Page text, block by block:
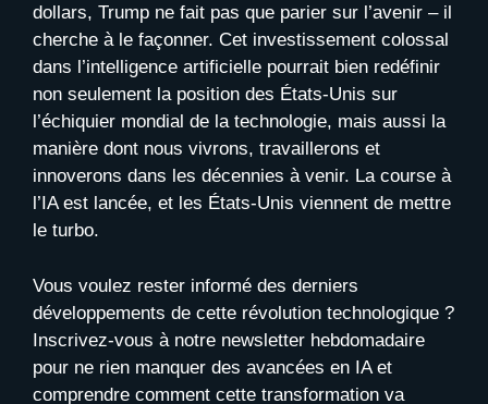
dollars, Trump ne fait pas que parier sur l’avenir – il
cherche à le façonner. Cet investissement colossal
dans l’intelligence artificielle pourrait bien redéfinir
non seulement la position des États-Unis sur
l’échiquier mondial de la technologie, mais aussi la
manière dont nous vivrons, travaillerons et
innoverons dans les décennies à venir. La course à
l’IA est lancée, et les États-Unis viennent de mettre
le turbo.
Vous voulez rester informé des derniers
développements de cette révolution technologique ?
Inscrivez-vous à notre newsletter hebdomadaire
pour ne rien manquer des avancées en IA et
comprendre comment cette transformation va